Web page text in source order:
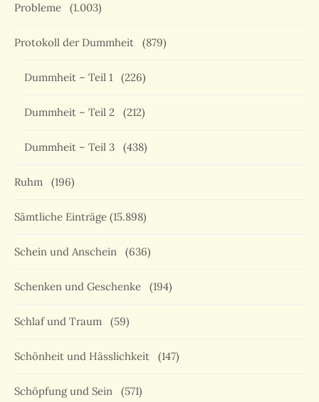
Probleme (1.003)
Protokoll der Dummheit (879)
Dummheit – Teil 1 (226)
Dummheit – Teil 2 (212)
Dummheit – Teil 3 (438)
Ruhm (196)
Sämtliche Einträge (15.898)
Schein und Anschein (636)
Schenken und Geschenke (194)
Schlaf und Traum (59)
Schönheit und Hässlichkeit (147)
Schöpfung und Sein (571)